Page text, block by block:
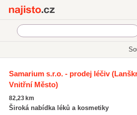
Vichy(6)
homeopatika
léky na chřipku(1724)
Samarium s.r.o. - prodej léčiv
Vnitřní Město)
82,23 km
Široká nabídka léků a kosmetiky